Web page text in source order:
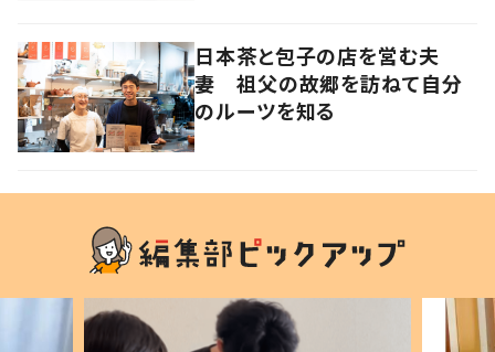
日本茶と包子の店を営む夫
妻 祖父の故郷を訪ねて自分
のルーツを知る